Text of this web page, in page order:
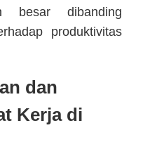
besar dibanding
produktivitas
dan
Kerja di